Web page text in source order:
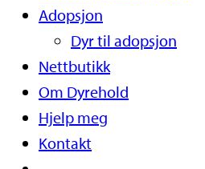
Adopsjon
Dyr til adopsjon
Nettbutikk
Om Dyrehold
Hjelp meg
Kontakt